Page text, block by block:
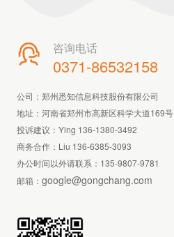
 咨询电话
0371-86532158
公司：郑州悉知信息科技股份有限公司
地址：河南省郑州市高新区科学大道169号
投诉建议：Ying 136-1380-3492
商务合作：Liu 136-6385-3093
办公时间以外请联系： 135-9807-9781
邮箱： google@gongchang.com